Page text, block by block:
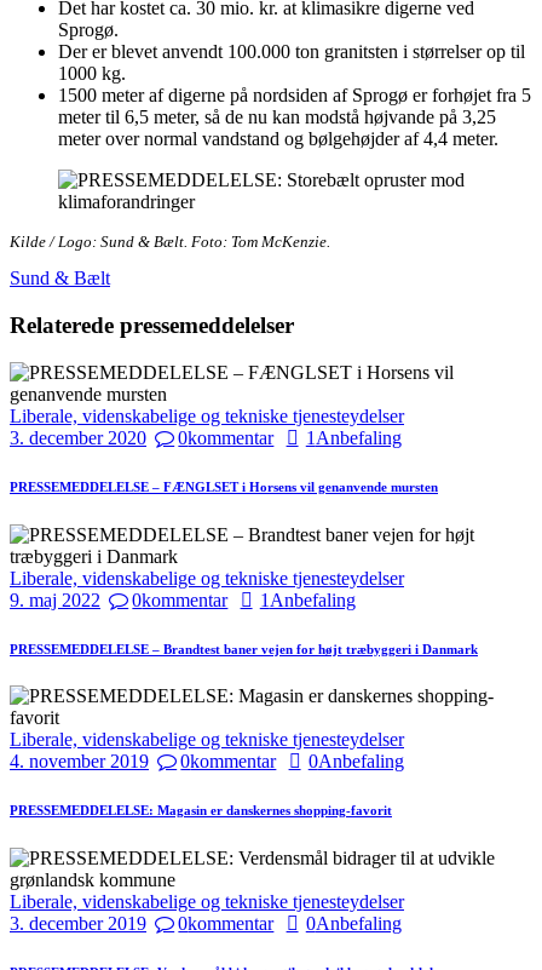
Det har kostet ca. 30 mio. kr. at klimasikre digerne ved
Sprogø.
Der er blevet anvendt 100.000 ton granitsten i størrelser op til
1000 kg.
1500 meter af digerne på nordsiden af Sprogø er forhøjet fra 5
meter til 6,5 meter, så de nu kan modstå højvande på 3,25
meter over normal vandstand og bølgehøjder af 4,4 meter.
Kilde / Logo: Sund & Bælt. Foto: Tom McKenzie.
Sund & Bælt
Relaterede pressemeddelelser
Liberale, videnskabelige og tekniske tjenesteydelser
3. december 2020
0kommentar 1 Anbefaling
PRESSEMEDDELELSE – FÆNGLSET i Horsens vil genanvende mursten
Liberale, videnskabelige og tekniske tjenesteydelser
9. maj 2022
0kommentar 1 Anbefaling
PRESSEMEDDELELSE – Brandtest baner vejen for højt træbyggeri i Danmark
Liberale, videnskabelige og tekniske tjenesteydelser
4. november 2019
0kommentar 0Anbefaling
PRESSEMEDDELELSE: Magasin er danskernes shopping-favorit
Liberale, videnskabelige og tekniske tjenesteydelser
3. december 2019
0kommentar 0Anbefaling